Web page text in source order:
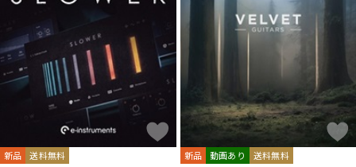
新品 送料無料 新品 動画あり 送料無料